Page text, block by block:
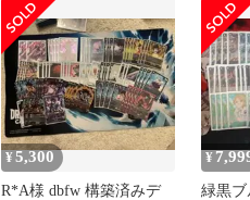
¥5,300
R*A様 dbfw 構築済みデ
¥
緑黒